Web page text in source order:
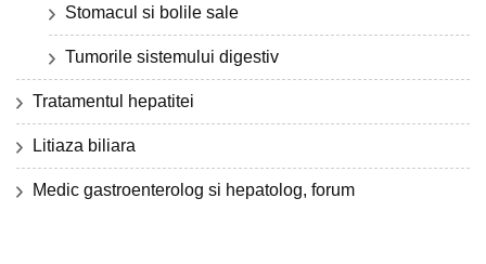
Stomacul si bolile sale
Tumorile sistemului digestiv
Tratamentul hepatitei
Litiaza biliara
Medic gastroenterolog si hepatolog, forum